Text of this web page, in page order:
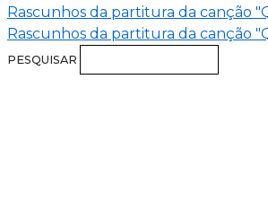
Rascunhos da partitura da canção
Rascunhos da partitura da canção
PESQUISAR